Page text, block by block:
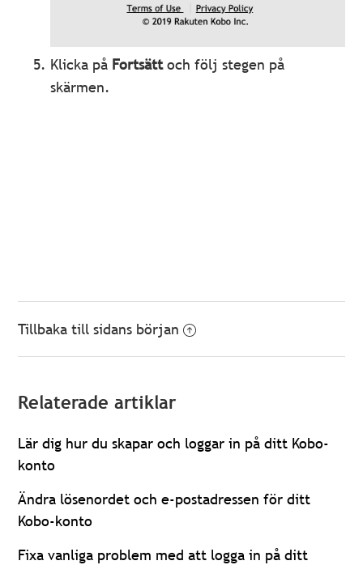
Klicka på Fortsättoch följ stegen på
skärmen.
Tillbaka till sidans början
Relaterade artiklar
Lär dig hur du skapar och loggar in på ditt Kobo-
konto
Ändra lösenordet och e-postadressen för ditt
Kobo-konto
Fixa vanliga problem med att logga in på ditt